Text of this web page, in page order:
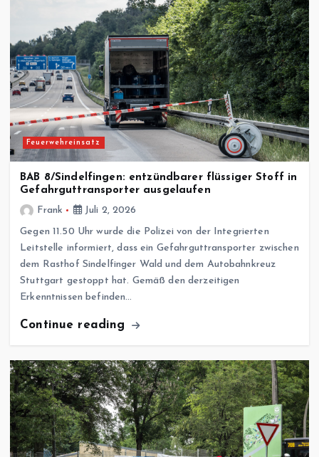
Feuerwehreinsatz
BAB 8/Sindelfingen: entzündbarer flüssiger Stoff in
Gefahrguttransporter ausgelaufen
Frank
Juli 2, 2026
Gegen 11.50 Uhr wurde die Polizei von der Integrierten
Leitstelle informiert, dass ein Gefahrguttransporter zwischen
dem Rasthof Sindelfinger Wald und dem Autobahnkreuz
Stuttgart gestoppt hat. Gemäß den derzeitigen
Erkenntnissen befinden…
Continue reading